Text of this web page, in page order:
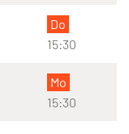
Do
15:30
Mo
15:30